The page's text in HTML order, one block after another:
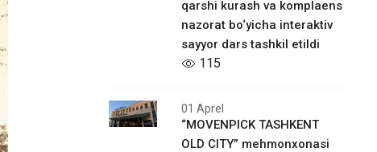
qarshi kurash va komplaens
nazorat bo‘yicha interaktiv
sayyor dars tashkil etildi
115
01 Aprel
“MOVENPICK TASHKENT
OLD CITY” mehmonxonasi